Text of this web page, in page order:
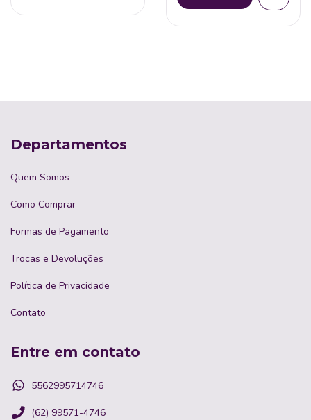
Departamentos
Quem Somos
Como Comprar
Formas de Pagamento
Trocas e Devoluções
Política de Privacidade
Contato
Entre em contato
5562995714746
(62) 99571-4746